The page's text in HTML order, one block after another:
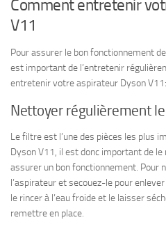
Comment entretenir
V11
Pour assurer le bon fonctionnement
est important de l’entretenir
entretenir votre aspirateur Dyson V11:
Nettoyer régulièrement
Le filtre est l’une des pièces les plus
Dyson V11, il est donc important de
assurer un bon fonctionnement. Pour
l’aspirateur et secouez-le pour
le rincer à l’eau froide et le laisser
remettre en place.